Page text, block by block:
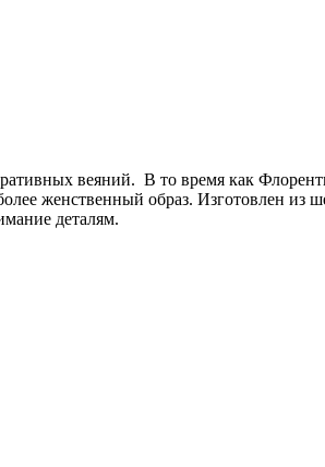
веяний. В то время как
женственный образ. Изготовлен из
деталям.